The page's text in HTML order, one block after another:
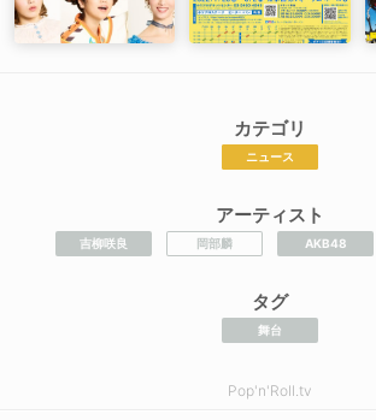
カテゴリ
ニュース
アーティスト
吉柳咲良 岡部麟 AKB48
タグ
舞台
Pop'n'Roll.tv